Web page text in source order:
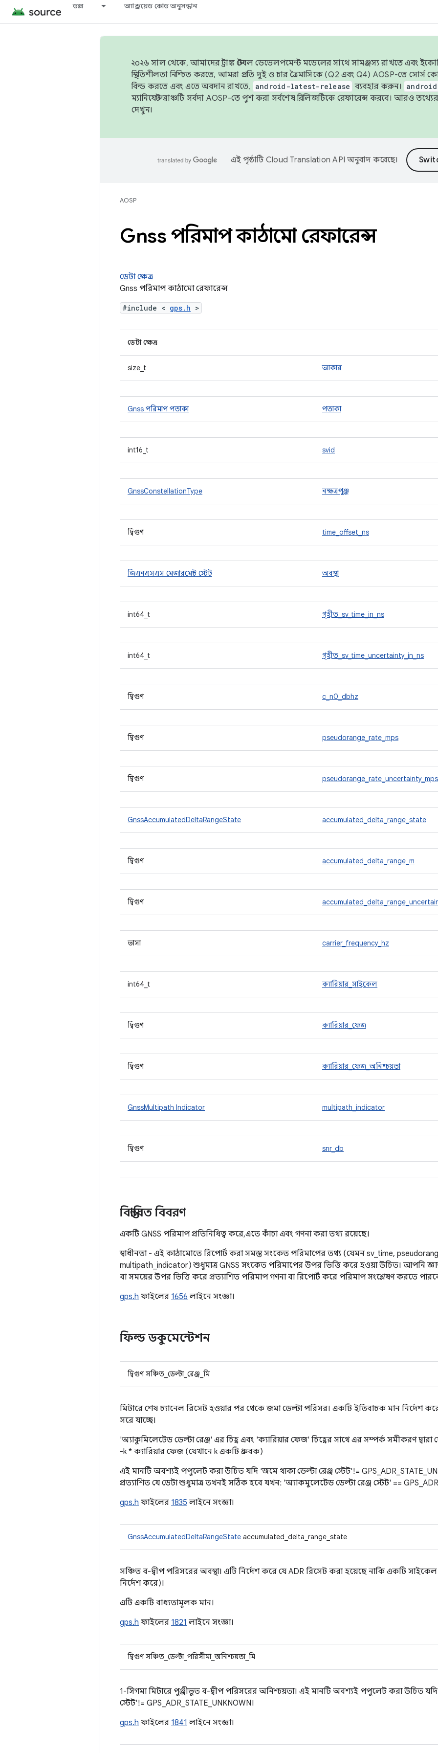
ডক্স অ্যান্ড্রয়েড কোড অনুসন্ধান
২০২৬ সাল থেকে, আমাদের ট্রাঙ্ক স্টেবল ডেভেলপমেন্ট মডেলের সাথে সামঞ্জস্য রাখতে এবং
স্থিতিশীলতা নিশ্চিত করতে, আমরা প্রতি দুই ও চার ত্রৈমাসিকে (Q2 এবং Q4) AOSP-তে সোর্স
বিল্ড করতে এবং এতে অবদান রাখতে,
android-latest-release ব্যবহার করুন।
ম্যানিফেস্ট ব্রাঞ্চটি সর্বদা AOSP-তে পুশ করা সর্বশেষ রিলিজটিকে রেফারেন্স করবে। আরও
দেখুন।
এই পৃষ্ঠাটি Cloud Translation API অনুবাদ করেছে।
AOSP
Gnss পরিমাপ কাঠামো রেফারেন্স
ডেটা ক্ষেত্র
Gnss পরিমাপ কাঠামো রেফারেন্স
#include < gps.h >
ডেটা ক্ষেত্র
size_t আকার
Gnss পরিমাপ পতাকা পতাকা
int16_t svid
GnssConstellationType নক্ষত্রপুঞ্জ
দ্বিগুণ time_offset_ns
জিএনএসএস মেজারমেন্ট স্টেট অবস্থা
int64_t গৃহীত_sv_time_in_ns
int64_t গৃহীত_sv_time_uncertainty_in_ns
দ্বিগুণ c_n0_dbhz
দ্বিগুণ pseudorange_rate_mps
দ্বিগুণ pseudorange_rate_uncertainty_mps
GnssAccumulatedDeltaRangeState accumulated_delta_range_state
দ্বিগুণ accumulated_delta_range_m
দ্বিগুণ
ভাসা carrier_frequency_hz
int64_t ক্যারিয়ার_সাইকেল
দ্বিগুণ ক্যারিয়ার_ফেজ
দ্বিগুণ ক্যারিয়ার_ফেজ_অনিশ্চয়তা
GnssMultipath Indicator multipath_indicator
দ্বিগুণ snr_db
বিস্তারিত বিবরণ
একটি GNSS পরিমাপ প্রতিনিধিত্ব করে, এতে কাঁচা এবং গণনা করা তথ্য রয়েছে।
স্বাধীনতা - এই কাঠামোতে রিপোর্ট করা সমস্ত সংকেত পরিমাপের তথ্য (যেমন sv_time,
multipath_indicator) শুধুমাত্র GNSS সংকেত পরিমাপের উপর ভিত্তি করে হওয়া উচিত। আপনি
বা সময়ের উপর ভিত্তি করে প্রত্যাশিত পরিমাপ গণনা বা রিপোর্ট করে পরিমাপ সংশ্লেষণ করতে
gps.h ফাইলের 1656 লাইনে সংজ্ঞা।
ফিল্ড ডকুমেন্টেশন
দ্বিগুণ সঞ্চিত_ডেল্টা_রেঞ্জ_মি
মিটারে শেষ চ্যানেল রিসেট হওয়ার পর থেকে জমা ডেল্টা পরিসর। একটি ইতিবাচক মান নির্দেশ
সরে যাচ্ছে।
'অ্যাকুমিলেটেড ডেল্টা রেঞ্জ' এর চিহ্ন এবং 'ক্যারিয়ার ফেজ' চিহ্নের সাথে এর সম্পর্ক সমীকরণ দ্বারা
-k * ক্যারিয়ার ফেজ (যেখানে k একটি ধ্রুবক)
এই মানটি অবশ্যই পপুলেট করা উচিত যদি 'জমে থাকা ডেল্টা রেঞ্জ স্টেট'!=
প্রত্যাশিত যে ডেটা শুধুমাত্র তখনই সঠিক হবে যখন: 'অ্যাকমুলেটেড ডেল্টা রেঞ্জ স্টেট' ==
gps.h ফাইলের 1835 লাইনে সংজ্ঞা।
GnssAccumulatedDeltaRangeState accumulated_delta_range_state
সঞ্চিত ব-দ্বীপ পরিসরের অবস্থা। এটি নির্দেশ করে যে ADR রিসেট করা হয়েছে নাকি একটি
নির্দেশ করে)।
এটি একটি বাধ্যতামূলক মান।
gps.h ফাইলের 1821 লাইনে সংজ্ঞা।
দ্বিগুণ সঞ্চিত_ডেল্টা_পরিসীমা_অনিশ্চয়তা_মি
1-সিগমা মিটারে পুঞ্জীভূত ব-দ্বীপ পরিসরের অনিশ্চয়তা। এই মানটি অবশ্যই পপুলেট করা উচিত যদি
স্টেট'!= GPS_ADR_STATE_UNKNOWN।
gps.h ফাইলের 1841 লাইনে সংজ্ঞা।